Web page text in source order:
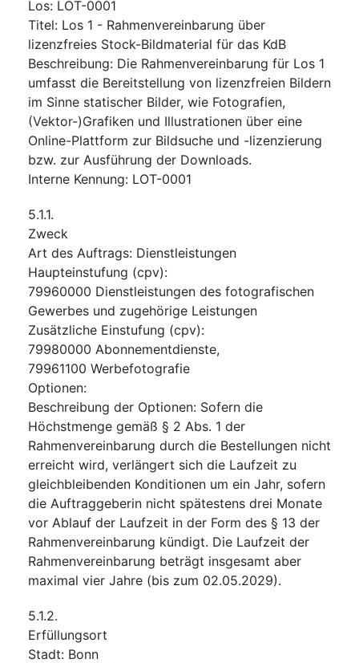
Los: LOT-0001
Titel: Los 1 - Rahmenvereinbarung über
lizenzfreies Stock-Bildmaterial für das KdB
Beschreibung: Die Rahmenvereinbarung für Los 1
umfasst die Bereitstellung von lizenzfreien Bildern
im Sinne statischer Bilder, wie Fotografien,
(Vektor-)Grafiken und Illustrationen über eine
Online-Plattform zur Bildsuche und -lizenzierung
bzw. zur Ausführung der Downloads.
Interne Kennung: LOT-0001
5.1.1.
Zweck
Art des Auftrags: Dienstleistungen
Haupteinstufung (cpv):
79960000 Dienstleistungen des fotografischen
Gewerbes und zugehörige Leistungen
Zusätzliche Einstufung (cpv):
79980000 Abonnementdienste,
79961100 Werbefotografie
Optionen:
Beschreibung der Optionen: Sofern die
Höchstmenge gemäß § 2 Abs. 1 der
Rahmenvereinbarung durch die Bestellungen nicht
erreicht wird, verlängert sich die Laufzeit zu
gleichbleibenden Konditionen um ein Jahr, sofern
die Auftraggeberin nicht spätestens drei Monate
vor Ablauf der Laufzeit in der Form des § 13 der
Rahmenvereinbarung kündigt. Die Laufzeit der
Rahmenvereinbarung beträgt insgesamt aber
maximal vier Jahre (bis zum 02.05.2029).
5.1.2.
Erfüllungsort
Stadt: Bonn